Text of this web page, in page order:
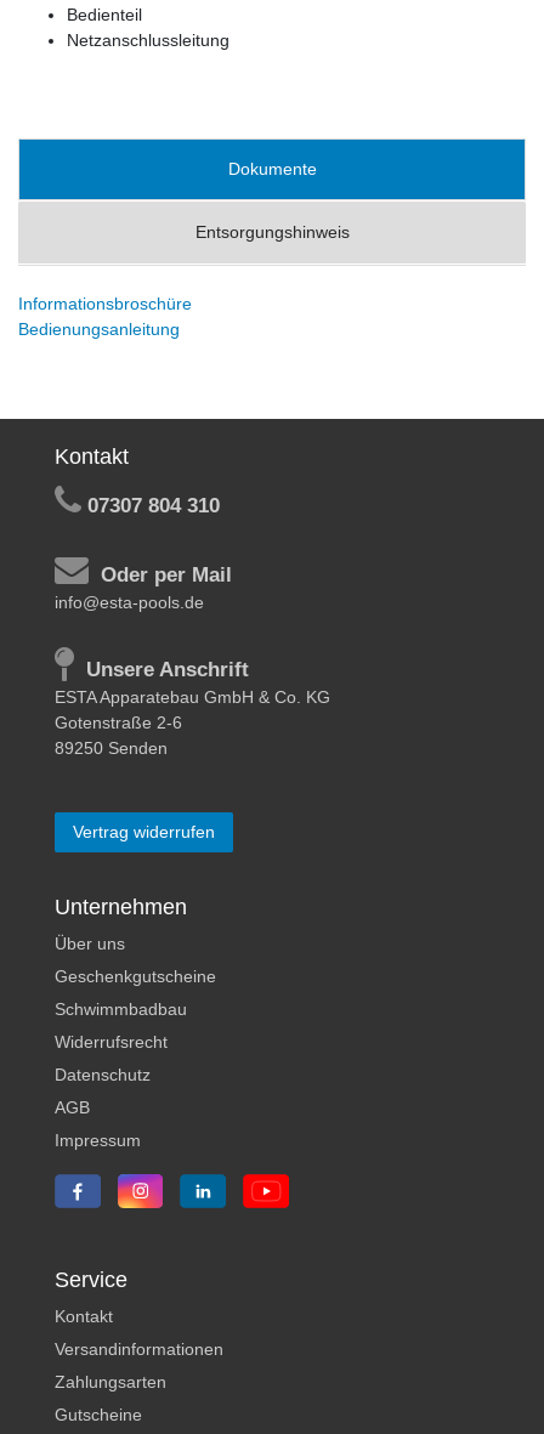
Bedienteil
Netzanschlussleitung
Dokumente
Entsorgungshinweis
Informationsbroschüre
Bedienungsanleitung
Kontakt
07307 804 310
Oder per Mail
info@esta-pools.de
Unsere Anschrift
ESTA Apparatebau GmbH & Co. KG
Gotenstraße 2-6
89250 Senden
Vertrag widerrufen
Unternehmen
Über uns
Geschenkgutscheine
Schwimmbadbau
Widerrufsrecht
Datenschutz
AGB
Impressum
Service
Kontakt
Versandinformationen
Zahlungsarten
Gutscheine